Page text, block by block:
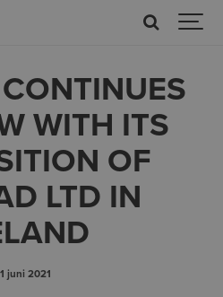
WITH ITS
OF
LTD IN
juni 2021